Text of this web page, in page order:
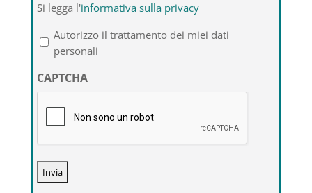
legga
l'informativa
sulla
privacy
*
Si legga l'informativa sulla privacy
Autorizzo il trattamento dei miei dati
personali
CAPTCHA